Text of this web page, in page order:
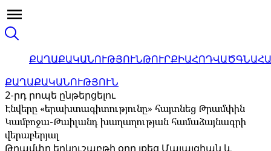
ՔԱՂԱՔԱԿԱՆՈՒԹՅՈՒՆԹՈՒՐՔԻԱՀՈԴՎԱԾ
ՔԱՂԱՔԱԿԱՆՈՒԹՅՈՒՆ
2-րդ րոպե ընթերցելու
Էնվերը «երախտագիտությունը» հայտնեց Թրամփին
Կամբոջա-Թաիլանդ խաղաղության համաձայնագրի
վերաբերյալ
Թրամփը երկուշաբթի օրը լքեց Մալայզիան և